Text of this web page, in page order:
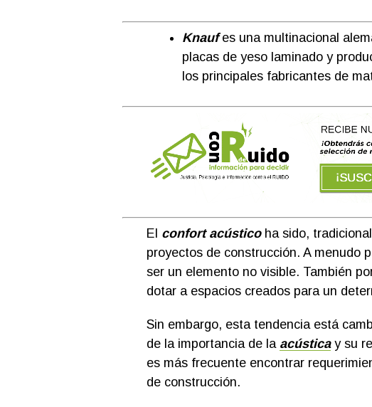
Knauf es una multinacional
placas de yeso laminado y
los principales fabricantes de
El confort acústicoha sido,
proyectos de construcción. A menudo
ser un elemento no visible. También
dotar a espacios creados para un
Sin embargo, esta tendencia está
de la importancia de la acústica y su
es más frecuente encontrar
de construcción.